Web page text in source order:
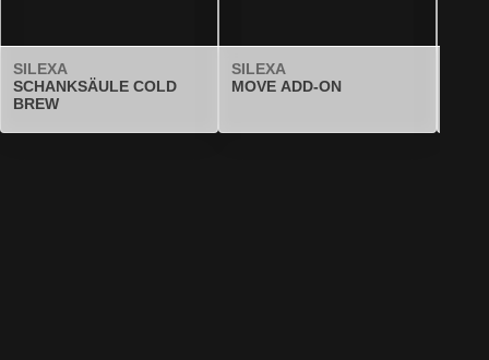
SILEXA
SCHANKSÄULE COLD
BREW
SILEXA
MOVE ADD-ON